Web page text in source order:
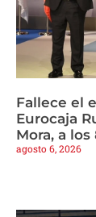
Fallece el
Eurocaja
Mora, a los
agosto 6, 2026